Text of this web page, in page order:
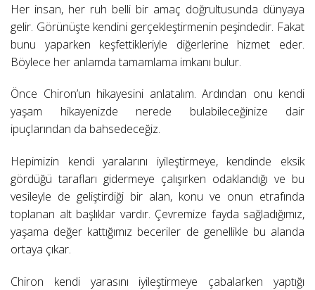
Her insan, her ruh belli bir amaç doğrultusunda dünyaya
gelir. Görünüşte kendini gerçekleştirmenin peşindedir. Fakat
bunu yaparken keşfettikleriyle diğerlerine hizmet eder.
Böylece her anlamda tamamlama imkanı bulur.
Önce Chiron’un hikayesini anlatalım. Ardından onu kendi
yaşam hikayenizde nerede bulabileceğinize dair
ipuçlarından da bahsedeceğiz.
Hepimizin kendi yaralarını iyileştirmeye, kendinde eksik
gördüğü tarafları gidermeye çalışırken odaklandığı ve bu
vesileyle de geliştirdiği bir alan, konu ve onun etrafında
toplanan alt başlıklar vardır. Çevremize fayda sağladığımız,
yaşama değer kattığımız beceriler de genellikle bu alanda
ortaya çıkar.
Chiron kendi yarasını iyileştirmeye çabalarken yaptığı